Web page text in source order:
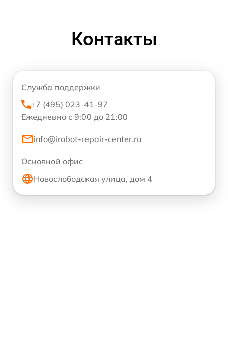
Контакты
Служба поддержки
+7 (495) 023-41-97
Ежедневно с 9:00 до 21:00
info@irobot-repair-center.ru
Основной офис
Новослободская улица, дом 4